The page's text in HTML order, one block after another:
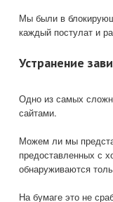
Мы были в
каждый постулат и
Устранение
Одно из самых
сайтами.
Можем ли мы
предоставленных с
обнаруживаются
На бумаге это не